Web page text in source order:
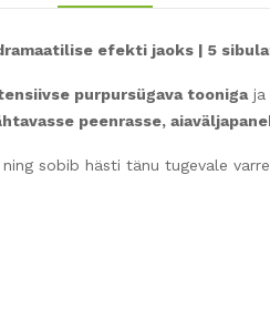
efekti jaoks | 5
purpursügava toonigaja
peenrasse,
ning sobib hästi tänu tugevale